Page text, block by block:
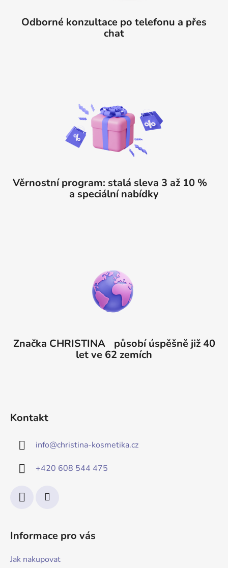
Odborné konzultace po telefonu a přes
chat
Věrnostní program: stalá sleva 3 až 10 %
a speciální nabídky
Značka CHRISTINA působí úspěšně již 40
let ve 62 zemích
Kontakt
info@christina-kosmetika.cz
+420 608 544 475
Informace pro vás
Jak nakupovat